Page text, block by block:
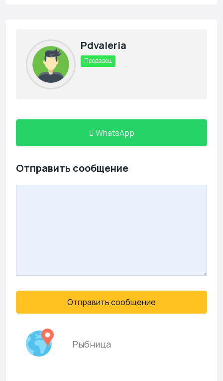
Pdvaleria
Продавец
WhatsApp
Отправить сообщение
Отправить сообщение
Рыбница